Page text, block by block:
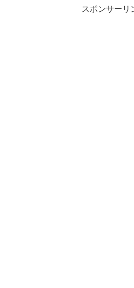
スポンサーリ